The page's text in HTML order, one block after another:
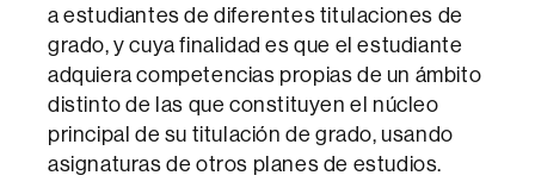
a estudiantes de diferentes titulaciones de
grado, y cuya finalidad es que el estudiante
adquiera competencias propias de un ámbito
distinto de las que constituyen el núcleo
principal de su titulación de grado, usando
asignaturas de otros planes de estudios.